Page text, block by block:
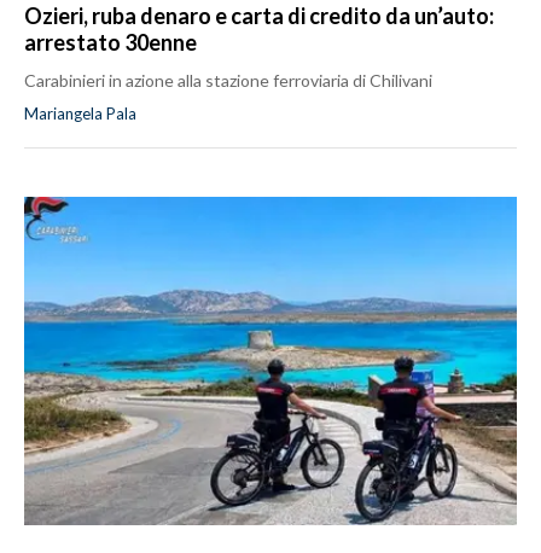
Ozieri, ruba denaro e carta di credito da un’auto:
arrestato 30enne
Carabinieri in azione alla stazione ferroviaria di Chilivani
Mariangela Pala